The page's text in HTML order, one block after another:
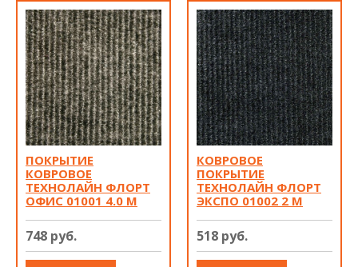
ПОКРЫТИЕ
КОВРОВОЕ
ТЕХНОЛАЙН ФЛОРТ
ОФИС 01001 4.0 М
748 руб.
КОВРОВОЕ
ПОКРЫТИЕ
ТЕХНОЛАЙН ФЛОРТ
ЭКСПО 01002 2 М
518 руб.